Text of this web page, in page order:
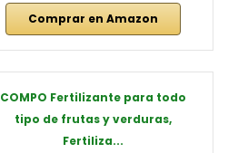
Comprar en Amazon
COMPO Fertilizante para todo
tipo de frutas y verduras,
Fertiliza...